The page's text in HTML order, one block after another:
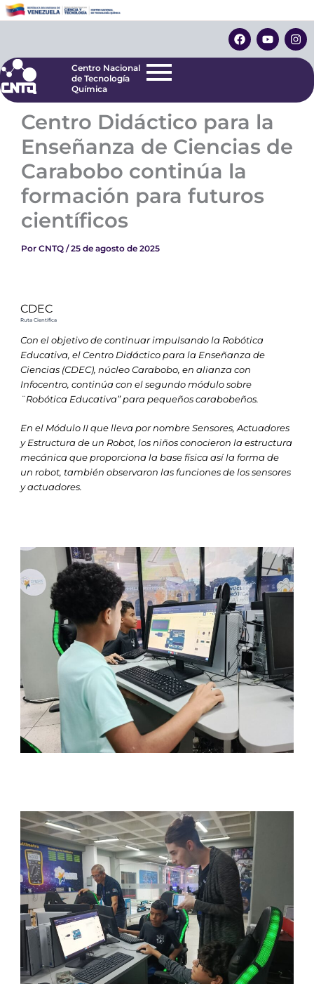
al
F
a
c
o
Y
o
u
e
I
n
s
r
Centro Nacional
de Tecnología
Centro Nacional
de Tecnología
Química
Centro Didáctico para la
Enseñanza de Ciencias de
Carabobo continúa la
formación para futuros
científicos
Por CNTQ /25 de agosto de 2025
CDEC
Ruta Científica
Con el objetivo de continuar impulsando la Robótica
Educativa, el Centro Didáctico para la Enseñanza de
Ciencias (CDEC), núcleo Carabobo, en alianza con
Infocentro, continúa con el segundo módulo sobre
¨Robótica Educativa” para pequeños carabobeños.
En el Módulo II que lleva por nombre Sensores, Actuadores
y Estructura de un Robot, los niños conocieron la estructura
mecánica que proporciona la base física así la forma de
un robot, también observaron las funciones de los sensores
y actuadores.